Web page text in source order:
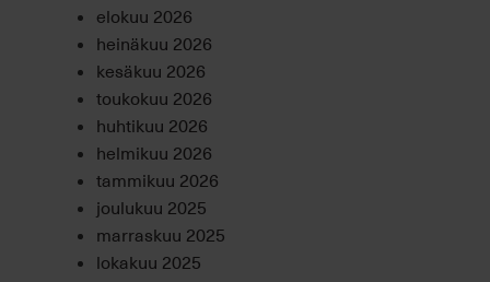
elokuu 2026
heinäkuu 2026
kesäkuu 2026
toukokuu 2026
huhtikuu 2026
helmikuu 2026
tammikuu 2026
joulukuu 2025
marraskuu 2025
lokakuu 2025